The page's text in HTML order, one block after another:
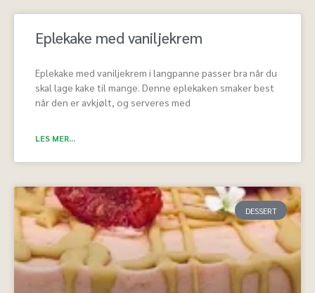
Eplekake med vaniljekrem
Eplekake med vaniljekrem i langpanne passer bra når du
skal lage kake til mange. Denne eplekaken smaker best
når den er avkjølt, og serveres med
LES MER...
DESSERT